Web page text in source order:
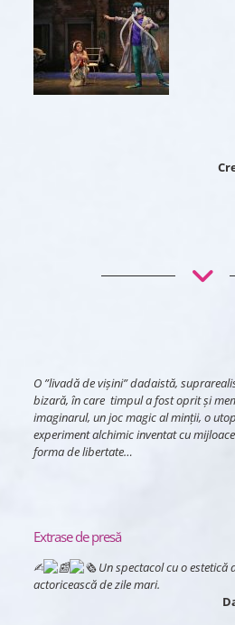
O ”livadă de vișini” dadaistă,
bizară, în care timpul a fost oprit și
imaginarul, un joc magic al minții, o
experiment alchimic inventat cu
forma de libertate…
Extrase de presă
✍︎
Un spectacol cu o estetică
actoricească de zile mari.